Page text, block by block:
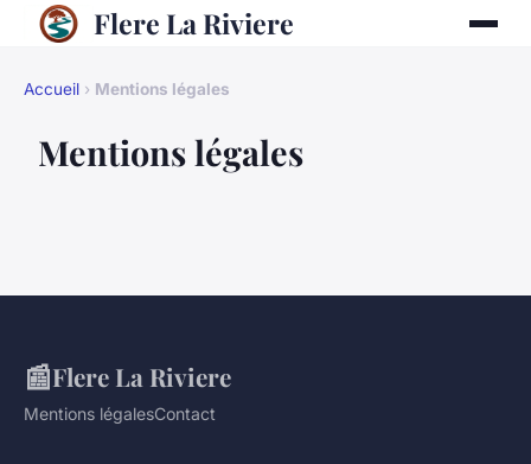
Flere La Riviere
Accueil › Mentions légales
Mentions légales
📰Flere La Riviere
Mentions légalesContact